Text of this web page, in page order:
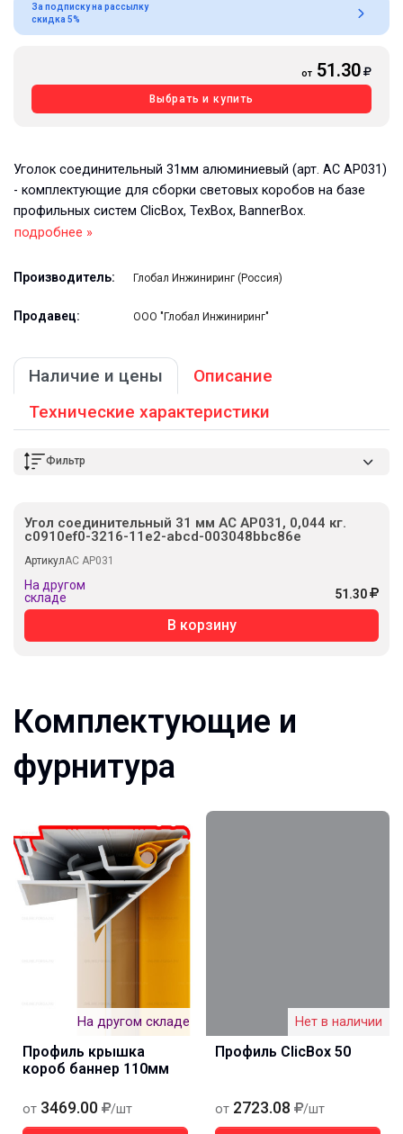
За подписку на рассылку
скидка 5%
от 51.30
Выбрать и купить
Уголок соединительный 31мм алюминиевый (арт. AC AP031)
- комплектующие для сборки световых коробов на базе
профильных систем ClicBox, TexBox, BannerBox.
подробнее »
Производитель: Глобал Инжиниринг (Россия)
Продавец: ООО "Глобал Инжиниринг"
Наличие и цены
Описание
Технические характеристики
Фильтр
Угол соединительный 31 мм AC AP031, 0,044 кг.
c0910ef0-3216-11e2-abcd-003048bbc86e
АртикулAC AP031
На другом
складе
51.30
В корзину
Комплектующие и
фурнитура
На другом складе
Профиль крышка
короб баннер 110мм
от 3469.00 /шт
Нет в наличии
Профиль ClicBox 50
от 2723.08 /шт